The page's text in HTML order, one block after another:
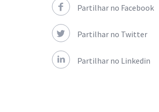
Partilhar no Facebook
Partilhar no Twitter
Partilhar no Linkedin